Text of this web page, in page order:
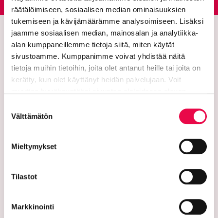
räätälöimiseen, sosiaalisen median ominaisuuksien
tukemiseen ja kävijämäärämme analysoimiseen. Lisäksi
jaamme sosiaalisen median, mainosalan ja analytiikka-
alan kumppaneillemme tietoja siitä, miten käytät
sivustoamme. Kumppanimme voivat yhdistää näitä
tietoja muihin tietoihin, joita olet antanut heille tai joita on
kerätty, kun olet käyttänyt heidän palvelujaan. Voit
valinta
Välttämätön
Mieltymykset
Tilastot
Markkinointi
The city of Riihimäki
11101 Riihimaki
+019 758 4000
firstname.surname@riihimaki.fi